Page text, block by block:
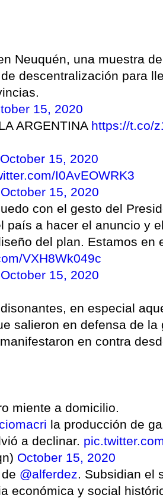
Neuquén, una muestra
descentralización para
15, 2020
ARGENTINA https://t.co/
October 15, 2020
I0AvEOWRK3
October 15, 2020
con el gesto del
país a hacer el anuncio y
del plan. Estamos en
VXH8Wk049c
October 15, 2020
en especial
salieron en defensa de la
en contra
miente a domicilio.
la producción de
a declinar.
October 15, 2020
@alferdez . Subsidian el
económica y social